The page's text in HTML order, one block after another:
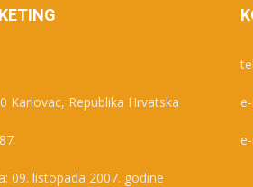
Karlovac, Republika Hrvatska
09. listopada 2007. godine